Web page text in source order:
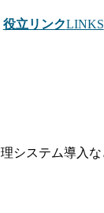
役立リンクLINKS
システム導入